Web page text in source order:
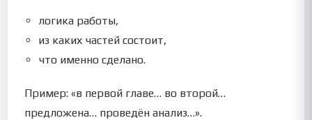
логика работы,
из каких частей состоит,
что именно сделано.
Пример: «в первой главе… во второй…
предложена… проведён анализ…».